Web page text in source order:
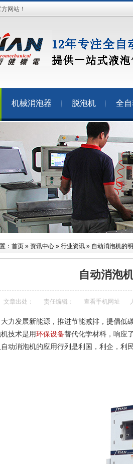
网站！
机械消泡器 脱泡机 全
： 首页 » 资讯中心 » 行业资讯 » 自动消泡机的
自动消泡
文章出处： 责任编辑： 查看手机网址
大力发展新能源，推进节能减排，提倡低
技术是用环保设备替代化学材料，响应
动消泡机的应用行列是利国，利企，利